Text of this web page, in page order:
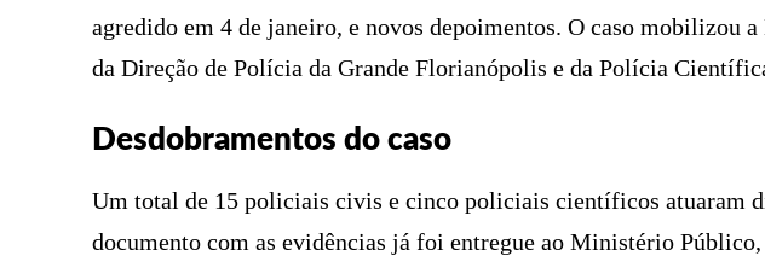
agredido em 4 de janeiro, e novos depoimentos. O caso mobilizou
da Direção de Polícia da Grande Florianópolis e da Polícia
Desdobramentos do caso
Um total de 15 policiais civis e cinco policiais científicos atuaram
documento com as evidências já foi entregue ao Ministério Público,